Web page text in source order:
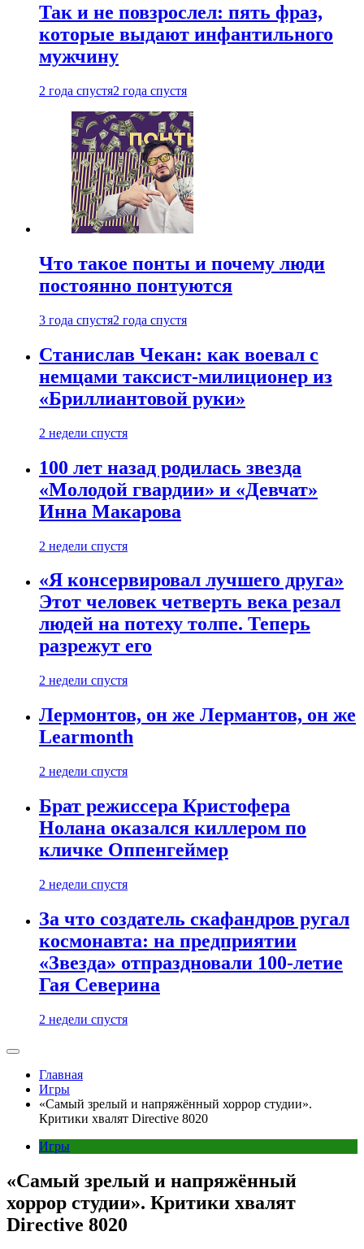
Так и не повзрослел: пять фраз,
которые выдают инфантильного
мужчину
2 года спустя2 года спустя
Что такое понты и почему люди
постоянно понтуются
3 года спустя2 года спустя
Станислав Чекан: как воевал с
немцами таксист-милиционер из
«Бриллиантовой руки»
2 недели спустя
100 лет назад родилась звезда
«Молодой гвардии» и «Девчат»
Инна Макарова
2 недели спустя
«Я консервировал лучшего друга»
Этот человек четверть века резал
людей на потеху толпе. Теперь
разрежут его
2 недели спустя
Лермонтов, он же Лермантов, он же
Learmonth
2 недели спустя
Брат режиссера Кристофера
Нолана оказался киллером по
кличке Оппенгеймер
2 недели спустя
За что создатель скафандров ругал
космонавта: на предприятии
«Звезда» отпраздновали 100-летие
Гая Северина
2 недели спустя
Главная
Игры
«Самый зрелый и напряжённый хоррор студии».
Критики хвалят Directive 8020
Игры
«Самый зрелый и напряжённый
хоррор студии». Критики хвалят
Directive 8020